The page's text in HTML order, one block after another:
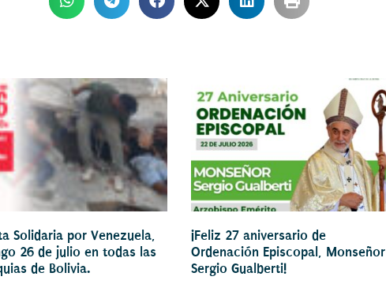
Solidaria por Venezuela,
26 de julio en todas las
de Bolivia.
¡Feliz 27 aniversario de
Ordenación Episcopal, Monseñor
Sergio Gualberti!